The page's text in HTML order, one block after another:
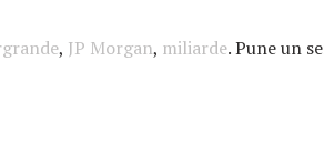
, JP Morgan, miliarde. Pune un